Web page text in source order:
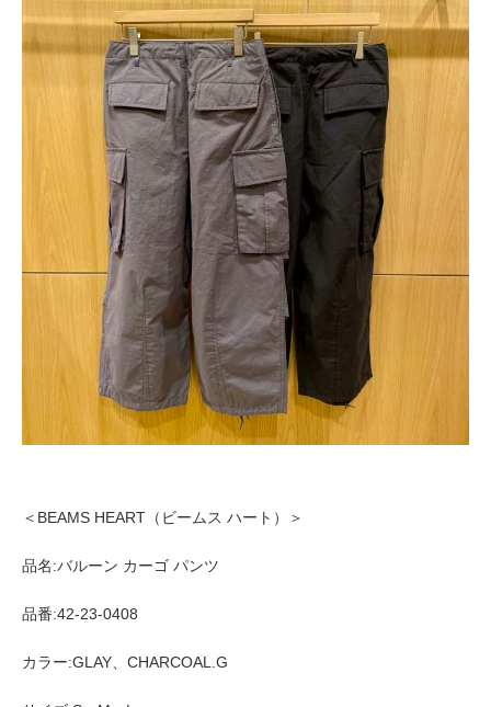
＜BEAMS HEART（ビームス ハート）＞
品名:バルーン カーゴ パンツ
品番:42-23-0408
カラー:GLAY、CHARCOAL.G